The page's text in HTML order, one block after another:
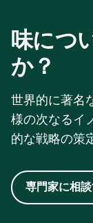
2. 英国がん研
「がんリスク
https://
professional/
3. Rosati, D.,
頁。
味につ
か？
世界的に著名
様の次なるイ
的な戦略の策
専門家に相